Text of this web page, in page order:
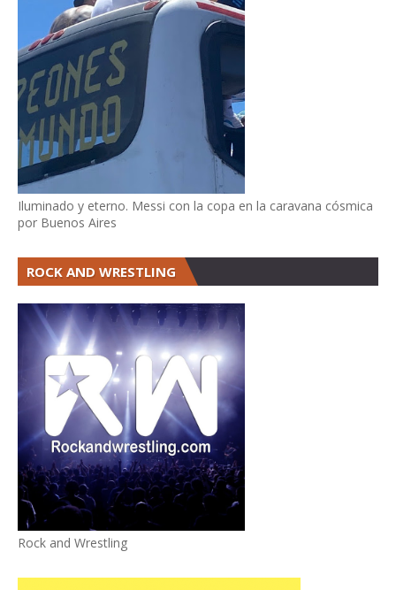
Iluminado y eterno. Messi con la copa en la caravana cósmica
por Buenos Aires
ROCK AND WRESTLING
Rock and Wrestling